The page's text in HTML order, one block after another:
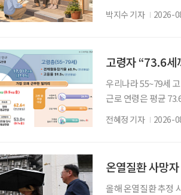
주거 정책은 시설
부터 퇴원 후 임시
박지수 기자 2026-
고령자 “73.6세
우리나라 55~79세
근로 연령은 평균
53세였다. 주된 일
인됐다. 고령층 취
전혜정 기자 2026-
온열질환 사망
올해 온열질환 추정